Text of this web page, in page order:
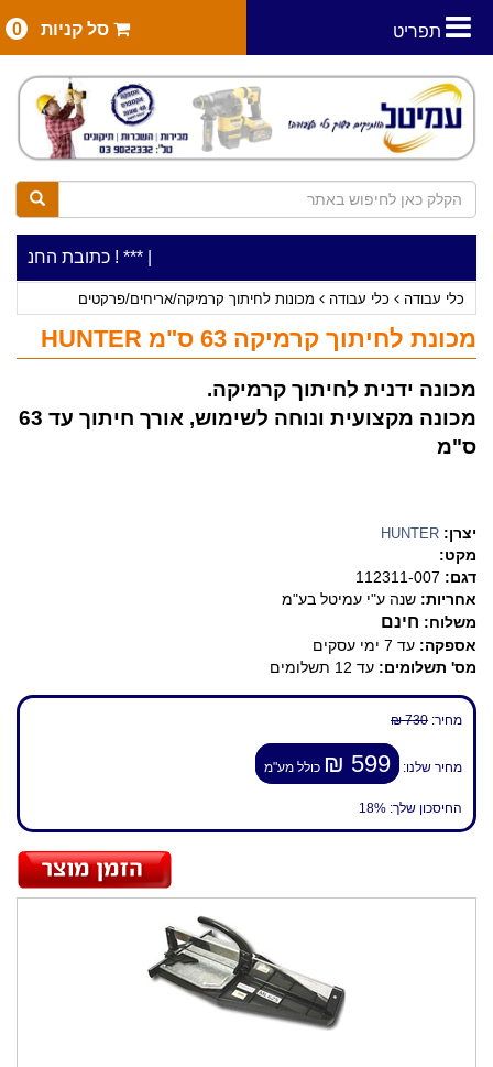
תפריט סל קניות 0
***כתובת החנות: רח' המלאכה 2, ביתן 8***כלי עבודה להשכרה בתעריף יומי משתלם ! ***
כלי עבודה כלי עבודה מכונות לחיתוך קרמיקה/אריחים/פרקטים
מכונת לחיתוך קרמיקה 63 ס"מ HUNTER
מכונה ידנית לחיתוך קרמיקה.
מכונה מקצועית ונוחה לשימוש, אורך חיתוך עד 63
ס"מ
יצרן: HUNTER
מקט:
דגם: 112311-007
אחריות: שנה ע"י עמיטל בע"מ
משלוח: חינם
אספקה: עד 7 ימי עסקים
מס' תשלומים: עד 12 תשלומים
מחיר: 730 ₪
מחיר שלנו: 599 ₪ כולל מע"מ
החיסכון שלך: 18%